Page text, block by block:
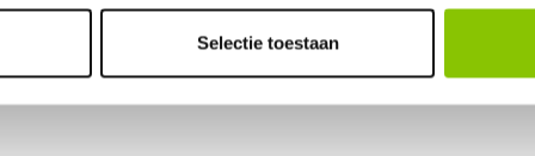
Selectie toestaan